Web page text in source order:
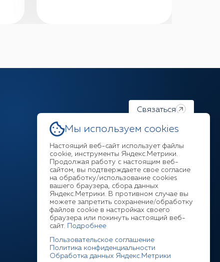
Связаться
Ответим на любой ваш
вопрос
+7 (3952) 211-377
Мы используем cookies
Настоящий веб-сайт использует файлы
cookie, инструменты Яндекс.Метрики.
Продолжая работу с настоящим веб-
сайтом, вы подтверждаете свое согласие
на обработку/использование cookies
вашего браузера, сбора данных
Яндекс.Метрики. В противном случае вы
можете запретить сохранение/обработку
файлов cookie в настройках своего
браузера или покинуть настоящий веб-
сайт.
Подробнее
Пользовательское соглашение
Политика конфиденциальности
Обработка данных Яндекс.Метрики